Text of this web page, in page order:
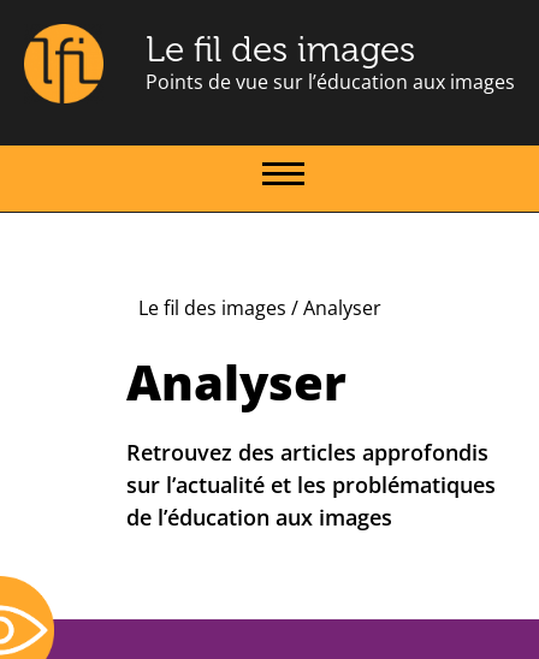
Le fil des images
Points de vue sur l’éducation aux images
Le fil des images /Analyser
Analyser
Retrouvez des articles approfondis
sur l’actualité et les problématiques
de l’éducation aux images